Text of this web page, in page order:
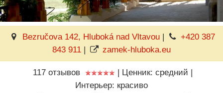
Bezručova 142, Hluboká nad Vltavou|
+420 387
843 911 | zamek-hluboka.eu
117 отзывов | Ценник: средний |
Интерьер: красиво